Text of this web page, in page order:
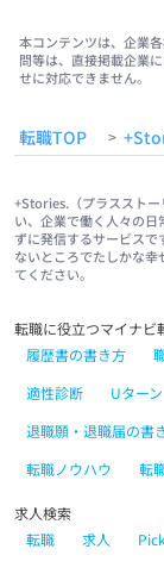
本コンテンツは、企業
問等は、直接掲載企業
せに対応できません。
転職TOP >
+Stories.（プラススト
い、企業で働く人々の
ずに発信するサービスで
ないところでたしかな
てください。
転職に役立つマイナビ
履歴書の書き方
適性診断
Uターン
退職願・退職届の書
転職ノウハウ
転
求人検索
転職
求人